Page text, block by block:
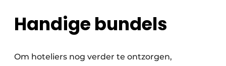
Handige bundels
Om hoteliers nog verder te ontzorgen,